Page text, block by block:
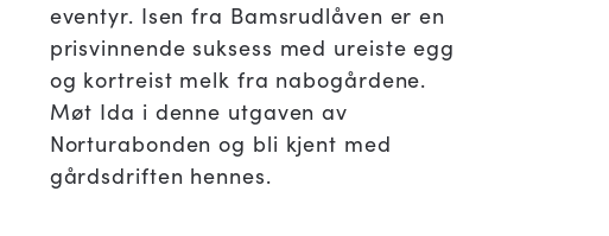
eventyr. Isen fra Bamsrudlåven er en
prisvinnende suksess med ureiste egg
og kortreist melk fra nabogårdene.
Møt Ida i denne utgaven av
Norturabonden og bli kjent med
gårdsdriften hennes.